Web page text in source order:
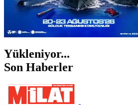
Yükleniyor...
Son Haberler